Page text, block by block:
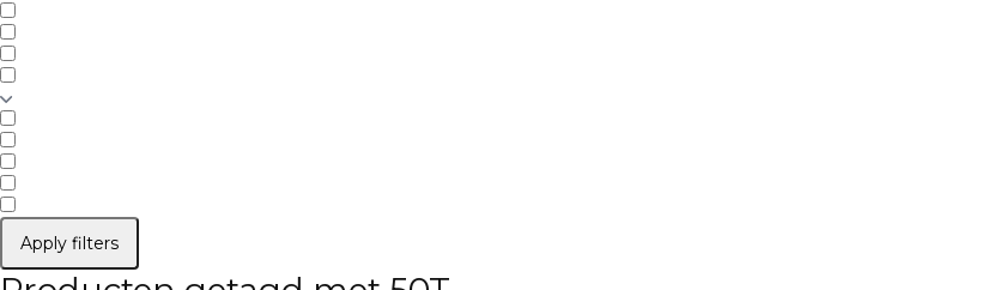
Apply filters